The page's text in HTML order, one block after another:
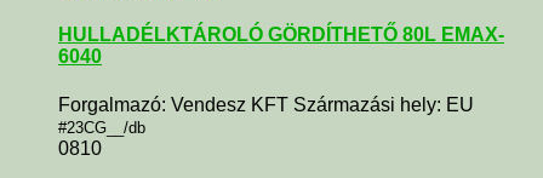
HULLADÉLKTÁROLÓ GÖRDÍTHETŐ 80L EMAX-
6040
Forgalmazó: Vendesz KFT Származási hely: EU
#23CG__/db
0810